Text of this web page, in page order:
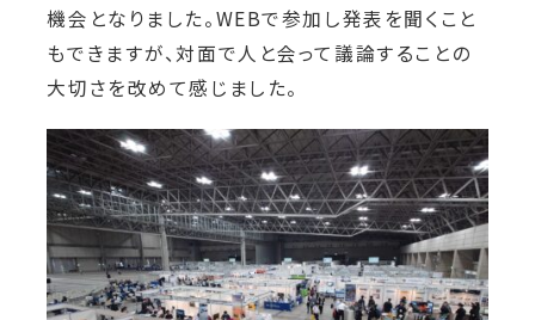
機会となりました。WEBで参加し発表を聞くこと
もできますが、対面で人と会って議論することの
大切さを改めて感じました。